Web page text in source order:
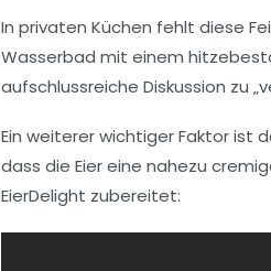
In privaten Küchen fehlt diese
Wasserbad mit einem
aufschlussreiche Diskussion zu
Ein weiterer wichtiger Faktor ist
dass die Eier eine nahezu
EierDelight zubereitet: